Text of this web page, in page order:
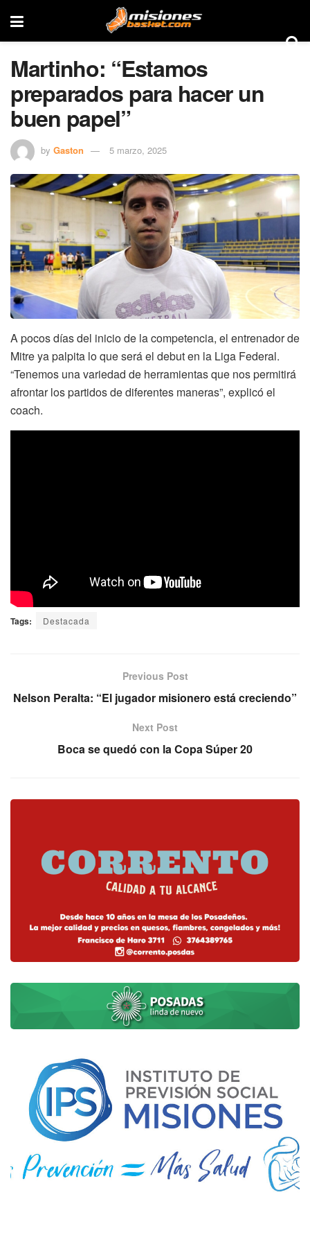
Martinho: “Estamos
preparados para hacer un
buen papel”
by Gaston 5 marzo, 2025
A pocos días del inicio de la competencia, el entrenador de
Mitre ya palpita lo que será el debut en la Liga Federal.
“Tenemos una variedad de herramientas que nos permitirá
afrontar los partidos de diferentes maneras”, explicó el
coach.
Tags: Destacada
Previous Post
Nelson Peralta: “El jugador misionero está creciendo”
Next Post
Boca se quedó con la Copa Súper 20